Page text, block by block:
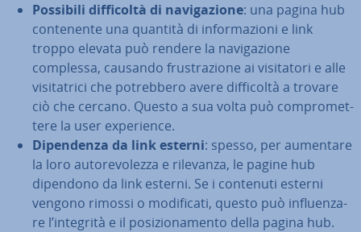
Possibili dif­fi­col­tà di na­vi­ga­zio­ne: una pagina hub
con­te­nen­te una quantità di in­for­ma­zio­ni e link
troppo elevata può rendere la na­vi­ga­zio­ne
complessa, causando fru­stra­zio­ne ai vi­si­ta­to­ri e alle
vi­si­ta­tri­ci che po­treb­be­ro avere dif­fi­col­tà a trovare
ciò che cercano. Questo a sua volta può com­pro­met­
te­re la user ex­pe­rien­ce.
Di­pen­den­za da link esterni: spesso, per aumentare
la loro au­to­re­vo­lez­za e rilevanza, le pagine hub
dipendono da link esterni. Se i contenuti esterni
vengono rimossi o mo­di­fi­ca­ti, questo può in­fluen­za­
re l’integrità e il po­si­zio­na­men­to della pagina hub.